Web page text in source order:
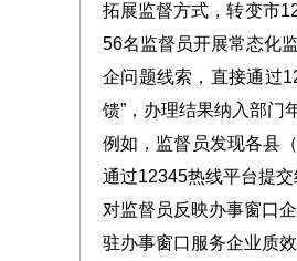
拓展监督方式，转变市
56名监督员开展常态化
企问题线索，直接通过
馈”，办理结果纳入部门
例如，监督员发现各县
通过12345热线平台提
对监督员反映办事窗口
驻办事窗口服务企业质